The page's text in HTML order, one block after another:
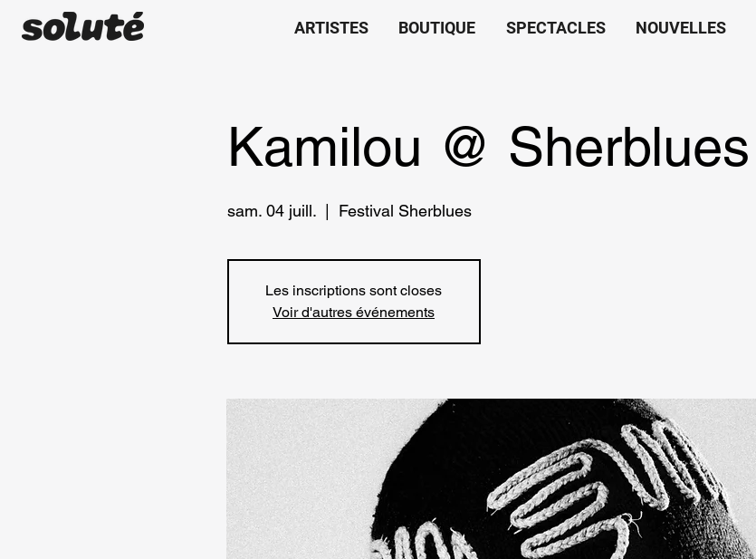
ARTISTES BOUTIQUE SPECTACLES NOUVELLES
Kamilou @ Sherblues
sam. 04 juill.
  |
Festival Sherblues
Les inscriptions sont closes
Voir d'autres événements